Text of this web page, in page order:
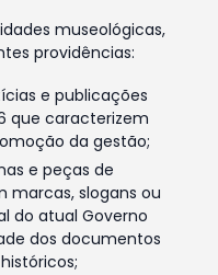
museológicas,
providências:
e publicações
que caracterizem
da gestão;
e peças de
slogans ou
do atual Governo
dos documentos